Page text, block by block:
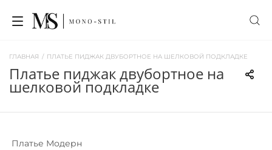
ГЛАВНАЯ / ПЛАТЬЕ ПИДЖАК ДВУБОРТНОЕ НА ШЕЛКОВОЙ ПОДКЛАДКЕ
платье пиджак двубортное на
шелковой подкладке
Платье Модерн